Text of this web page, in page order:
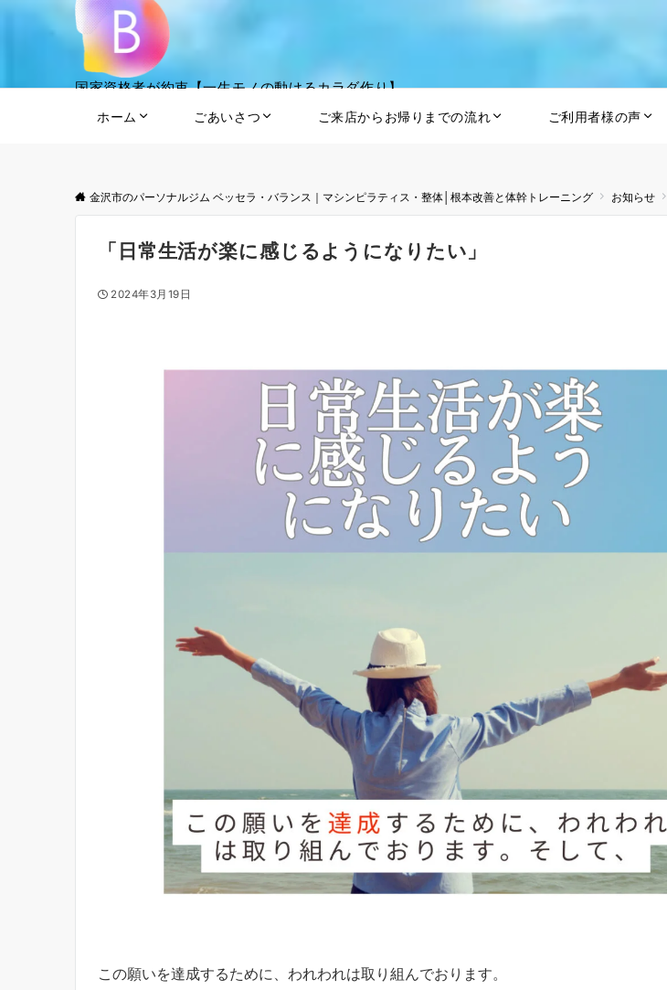
国家資格者が約束【一生モノの動けるカラダ作り】
ホーム ごあいさつ ご来店からお帰りまでの流れ ご利用者様の声
金沢市のパーソナルジム ベッセラ・バランス｜マシンピラティス・整体│根本改善と体幹トレーニング お知らせ
「日常生活が楽に感じるようになりたい」
2024年3月19日
この願いを達成するために、われわれは取り組んでおります。